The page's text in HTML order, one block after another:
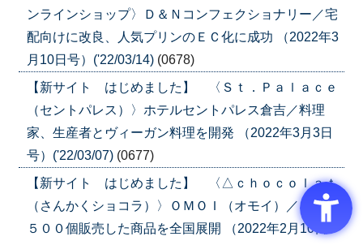
ンラインショップ〉Ｄ＆Ｎコンフェクショナリー／宅
配向けに改良、人気プリンのＥＣ化に成功 （2022年3
月10日号）('22/03/14) (0678)
【新サイト はじめました】 〈Ｓｔ．Ｐａｌａｃｅ
（セントパレス）〉ホテルセントパレス倉吉／料理
家、生産者とヴィーガン料理を開発 （2022年3月3日
号）('22/03/07) (0677)
【新サイト はじめました】 〈△ｃｈｏｃｏｌａｔ
（さんかくショコラ）〉ＯＭＯＩ（オモイ）／１日２
５００個販売した商品を全国展開 （2022年2月10日